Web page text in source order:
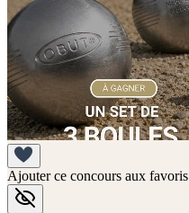
Ajouter ce concours aux favoris